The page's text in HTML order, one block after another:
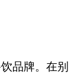
品牌。在别